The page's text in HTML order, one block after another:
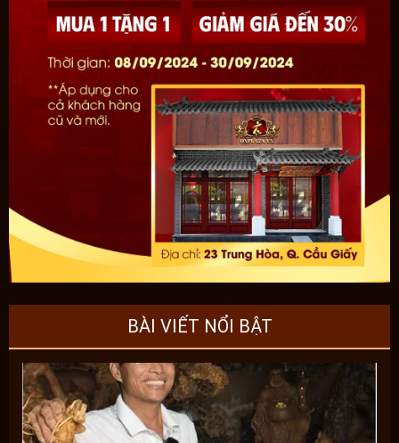
BÀI VIẾT NỔI BẬT